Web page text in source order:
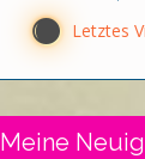
Y Letztes
Meine